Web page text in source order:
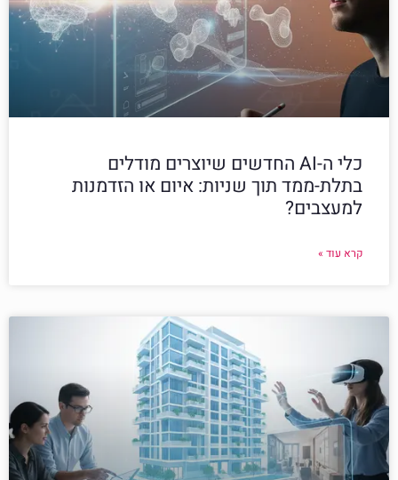
כלי ה-AI החדשים שיוצרים מודלים
בתלת-ממד תוך שניות: איום או הזדמנות
למעצבים?
קרא עוד »